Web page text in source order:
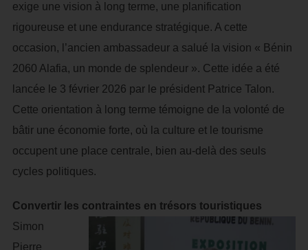
exige une vision à long terme, une planification
rigoureuse et une endurance stratégique. A cette
occasion, l’ancien ambassadeur a salué la vision « Bénin
2060 Alafia, un monde de splendeur ». Cette idée a été
lancée le 3 février 2026 par le président Patrice Talon.
Cette orientation à long terme témoigne de la volonté de
bâtir une économie forte, où la culture et le tourisme
occupent une place centrale, bien au-delà des seuls
cycles politiques.
Convertir les contraintes en trésors touristiques
Simon
Pierre